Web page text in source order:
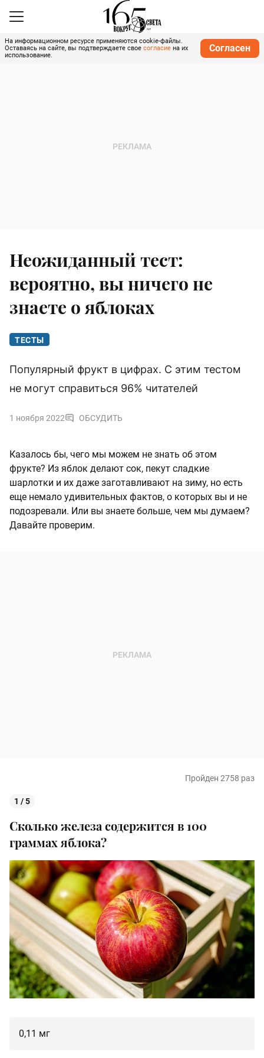
На информационном ресурсе применяются cookie-файлы.
Оставаясь на сайте, вы подтверждаете свое согласие на их
использование.
Согласен
Неожиданный тест:
вероятно, вы ничего не
знаете о яблоках
ТЕСТЫ
Популярный фрукт в цифрах. С этим тестом
не могут справиться 96% читателей
1 ноября 2022 ОБСУДИТЬ
Казалось бы, чего мы можем не знать об этом
фрукте? Из яблок делают сок, пекут сладкие
шарлотки и их даже заготавливают на зиму, но есть
еще немало удивительных фактов, о которых вы и не
подозревали. Или вы знаете больше, чем мы думаем?
Давайте проверим.
Пройден 2758 раз
1 / 5
Сколько железа содержится в 100
граммах яблока?
0,11 мг